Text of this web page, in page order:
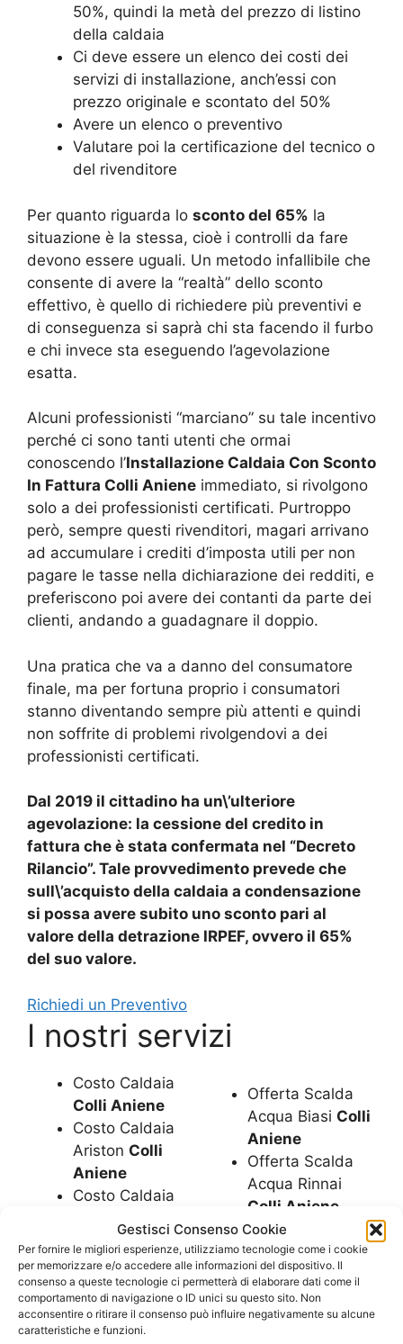
Gestisci Consenso Cookie
Per fornire le migliori esperienze, utilizziamo tecnologie come i cookie
per memorizzare e/o accedere alle informazioni del dispositivo. Il
consenso a queste tecnologie ci permetterà di elaborare dati come il
comportamento di navigazione o ID unici su questo sito. Non
acconsentire o ritirare il consenso può influire negativamente su alcune
caratteristiche e funzioni.
50%, quindi la metà del prezzo di listino
della caldaia
Ci deve essere un elenco dei costi dei
servizi di installazione, anch’essi con
prezzo originale e scontato del 50%
Avere un elenco o preventivo
Valutare poi la certificazione del tecnico o
del rivenditore
Per quanto riguarda lo sconto del 65% la
situazione è la stessa, cioè i controlli da fare
devono essere uguali. Un metodo infallibile che
consente di avere la “realtà” dello sconto
effettivo, è quello di richiedere più preventivi e
di conseguenza si saprà chi sta facendo il furbo
e chi invece sta eseguendo l’agevolazione
esatta.
Alcuni professionisti “marciano” su tale incentivo
perché ci sono tanti utenti che ormai
conoscendo l’Installazione Caldaia Con Sconto
In Fattura Colli Aniene immediato, si rivolgono
solo a dei professionisti certificati. Purtroppo
però, sempre questi rivenditori, magari arrivano
ad accumulare i crediti d’imposta utili per non
pagare le tasse nella dichiarazione dei redditi, e
preferiscono poi avere dei contanti da parte dei
clienti, andando a guadagnare il doppio.
Una pratica che va a danno del consumatore
finale, ma per fortuna proprio i consumatori
stanno diventando sempre più attenti e quindi
non soffrite di problemi rivolgendovi a dei
professionisti certificati.
Dal 2019 il cittadino ha un\’ulteriore
agevolazione: la cessione del credito in
fattura che è stata confermata nel “Decreto
Rilancio”. Tale provvedimento prevede che
sull\’acquisto della caldaia a condensazione
si possa avere subito uno sconto pari al
valore della detrazione IRPEF, ovvero il 65%
del suo valore.
Richiedi un Preventivo
I nostri servizi
Costo Caldaia
Colli Aniene
Costo Caldaia
Ariston Colli
Aniene
Costo Caldaia
Aniene
Costo Caldaia
BiasiColli
Aniene
Costo Caldaia
Offerta Scalda
Acqua Biasi Colli
Aniene
Offerta Scalda
Acqua Rinnai
Colli Aniene
Offerte Caldaie
Colli Aniene
Offerte Caldaie
AristonColli
Aniene